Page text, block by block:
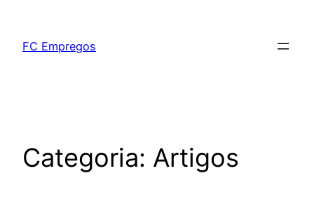
FC Empregos
Categoria: Artigos